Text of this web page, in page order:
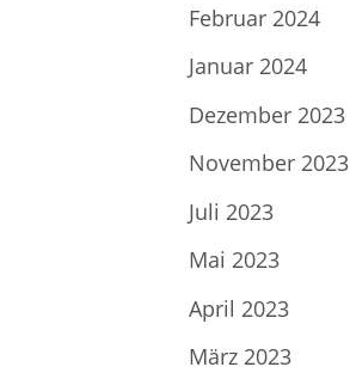
Februar 2024
Januar 2024
Dezember 2023
November 2023
Juli 2023
Mai 2023
April 2023
März 2023